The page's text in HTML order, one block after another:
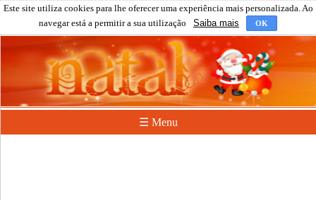
Este site utiliza cookies para lhe oferecer uma experiência mais personalizada. Ao
navegar está a permitir a sua utilização
Saiba mais OK
☰ Menu